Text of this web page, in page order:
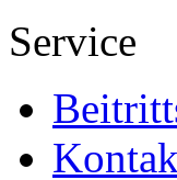
Service